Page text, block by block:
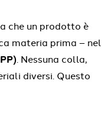
che un prodotto è
materia prima – nel
. Nessuna colla,
diversi. Questo